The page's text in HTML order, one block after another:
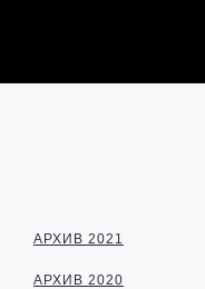
АРХИВ 2021
АРХИВ 2020